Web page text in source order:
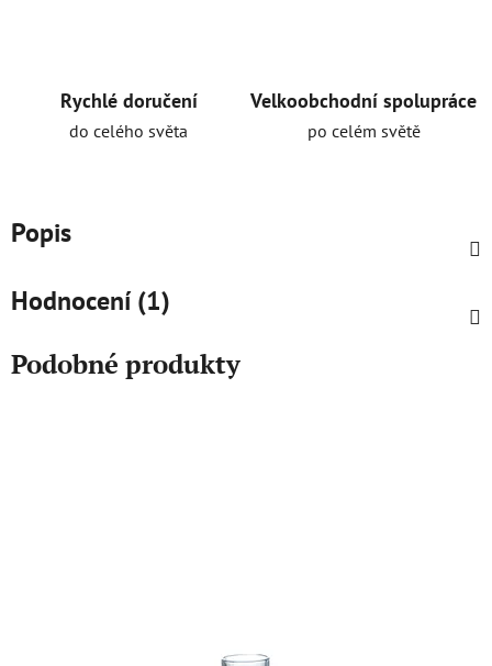
Rychlé doručení
do celého světa
Velkoobchodní spolupráce
po celém světě
Popis
Hodnocení (1)
Podobné produkty